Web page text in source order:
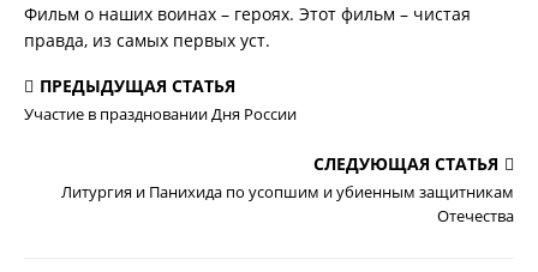
Фильм о наших воинах – героях. Этот фильм – чистая
правда, из самых первых уст.
ПРЕДЫДУЩАЯ СТАТЬЯ
Участие в праздновании Дня России
СЛЕДУЮЩАЯ СТАТЬЯ
Литургия и Панихида по усопшим и убиенным защитникам
Отечества